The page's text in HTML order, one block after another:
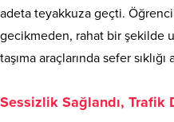
adeta teyakkuza geçti.
gecikmeden, rahat bir şekilde
taşıma araçlarında sefer sıklığı
Sessizlik Sağlandı, Trafik